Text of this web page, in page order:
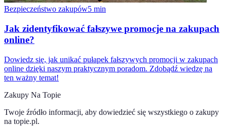
Bezpieczeństwo zakupów5 min
Jak zidentyfikować fałszywe promocje na zakupach
online?
Dowiedz się, jak unikać pułapek fałszywych promocji w zakupach
online dzięki naszym praktycznym poradom. Zdobądź wiedzę na
ten ważny temat!
Zakupy Na Topie
Twoje źródło informacji, aby dowiedzieć się wszystkiego o zakupy
na topie.pl.